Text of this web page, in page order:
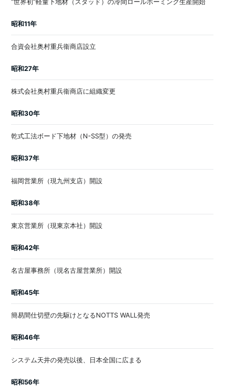
“世界初”軽量下地材（スタッド）の冷間ロールホーミング生産開始
昭和11年
合資会社奥村重兵衞商店設立
昭和27年
株式会社奥村重兵衞商店に組織変更
昭和30年
乾式工法ボード下地材（N-SS型）の発売
昭和37年
福岡営業所（現九州支店）開設
昭和38年
東京営業所（現東京本社）開設
昭和42年
名古屋事務所（現名古屋営業所）開設
昭和45年
簡易間仕切壁の先駆けとなるNOTTS WALL発売
昭和46年
システム天井の発売以後、日本全国に広まる
昭和56年